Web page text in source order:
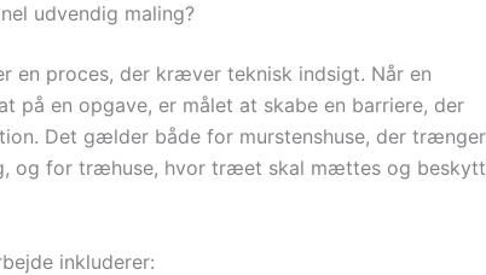
udvendig maling?
en proces, der kræver teknisk indsigt. Når en
på en opgave, er målet at skabe en barriere, der
Det gælder både for murstenshuse, der
og for træhuse, hvor træet skal mættes og
inkluderer: